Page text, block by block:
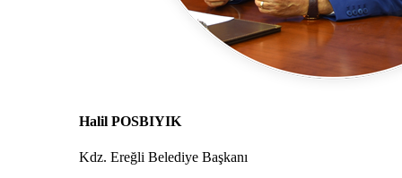
Halil POSBIYIK
Kdz. Ereğli Belediye Başkanı